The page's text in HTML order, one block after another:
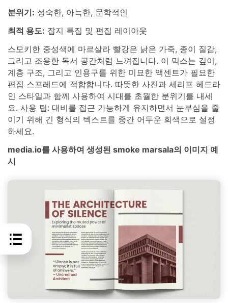
분위기: 성숙한, 아늑한, 문학적인
최적 용도: 잡지 특집 및 편집 레이아웃
스모키한 중성색에 마르살라 빨강은 낡은 가죽, 종이 질감,
그리고 조용한 독서 공간처럼 느껴집니다. 이 믹스는 깊이,
계층 구조, 그리고 인용구를 위한 미묘한 액센트가 필요한
편집 스프레드에 적합합니다. 따뜻한 사진과 세리프 헤드라
인 스타일과 함께 사용하여 시대를 초월한 분위기를 내세
요. 사용 팁: 대비를 접근 가능하게 유지하면서 눈부심을 줄
이기 위해 긴 형식의 텍스트를 중간 어두운 회색으로 설정
하세요.
media.io를 사용하여 생성된 smoke marsala의 이미지 예
시